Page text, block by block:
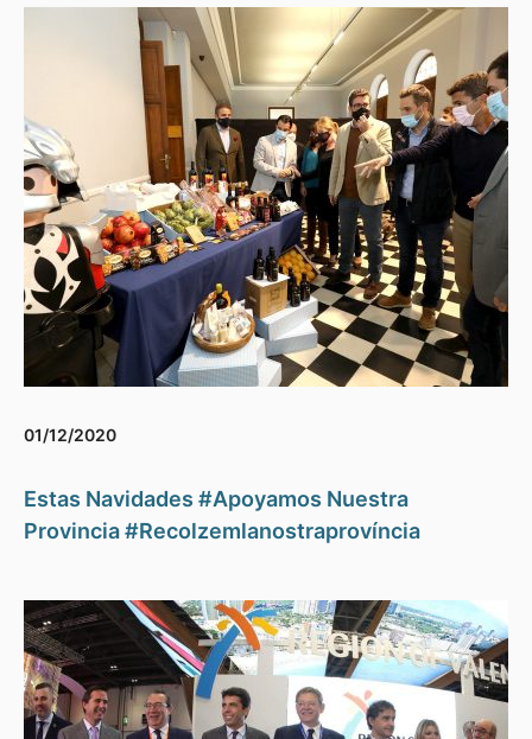
01/12/2020
Estas Navidades #Apoyamos Nuestra
Provincia #Recolzemlanostraprovíncia